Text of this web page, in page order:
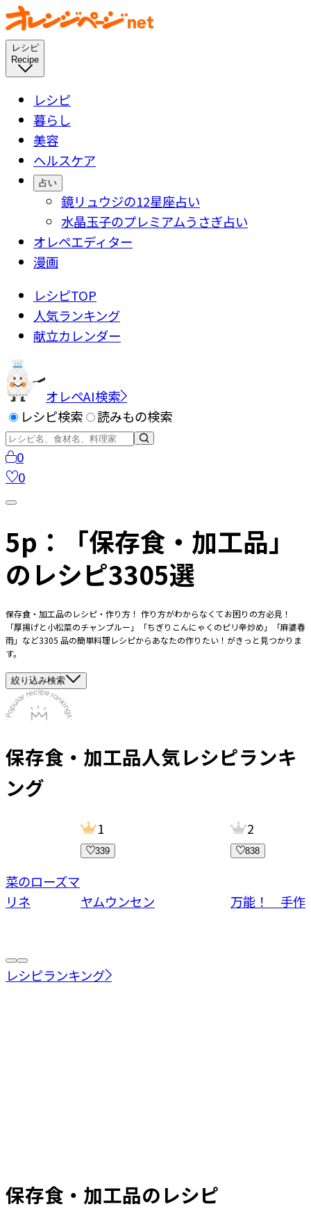
レシピ
Recipe
レシピ
暮らし
美容
ヘルスケア
占い
鏡リュウジの12星座占い
水晶玉子のプレミアムうさぎ占い
オレペエディター
漫画
レシピTOP
人気ランキング
献立カレンダー
オレペAI検索
レシピ検索
読みもの検索
0
0
5p：「保存食・加工品」
のレシピ3305選
保存食・加工品のレシピ・作り方！ 作り方がわからなくてお困りの方必見！
「厚揚げと小松菜のチャンプルー」「ちぎりこんにゃくのピリ辛炒め」「麻婆春
雨」など3305 品の簡単料理レシピからあなたの作りたい！がきっと見つかりま
す。
絞り込み検索
保存食・加工品人気レシピランキ
ング
菜のローズマ
リネ
1
339
ヤムウンセン
2
838
万能！ 手作
レシピランキング
保存食・加工品のレシピ